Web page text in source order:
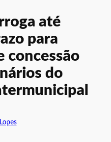
até
para
concessão
do